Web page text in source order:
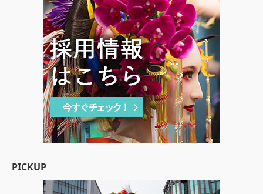
PICKUP